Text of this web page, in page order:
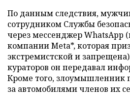
По данным следствия,
сотрудником Службы
через мессенджер WhatsApp
компании Meta*, которая
экстремистской и
кураторов он передавал
Кроме того, злоумышленник
за автомобилями членов их